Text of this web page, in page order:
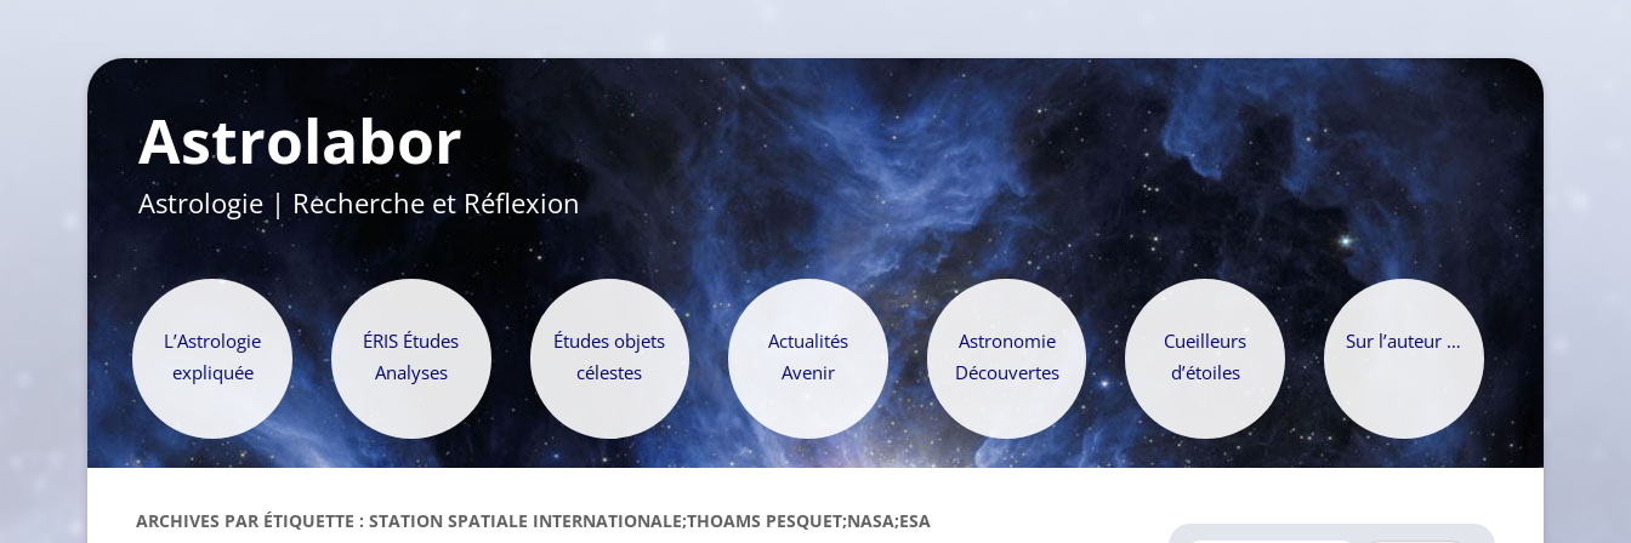
Astrolabor
Astrologie | Recherche et Réflexion
au
contenu
L’Astrologie
expliquée
ÉRIS Études
Analyses
Études objets
célestes
Actualités
Avenir
Astronomie
Découvertes
Cueilleurs
d’étoiles
Sur l’auteur …
ARCHIVES PAR ÉTIQUETTE : STATION SPATIALE INTERNATIONALE;THOAMS PESQUET;NASA;ESA